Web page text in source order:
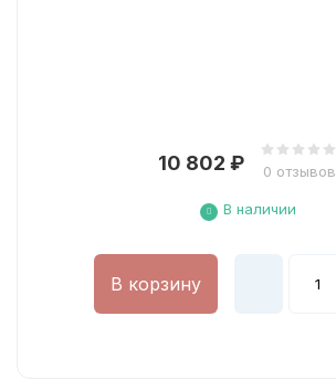
10 802 ₽ 0 отзывов
В наличии
В корзину